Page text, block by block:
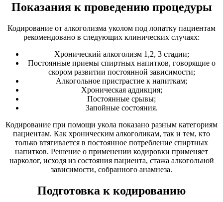
Показания к проведению процедуры
Кодирование от алкоголизма уколом под лопатку пациентам
рекомендовано в следующих клинических случаях:
Хронический алкоголизм 1,2, 3 стадии;
Постоянные приемы спиртных напитков, говорящие о
скором развитии постоянной зависимости;
Алкогольное пристрастие к напиткам;
Хроническая аддикция;
Постоянные срывы;
Запойные состояния.
Кодирование при помощи укола показано разным категориям
пациентам. Как хроническим алкоголикам, так и тем, кто
только втягивается в постоянное потребление спиртных
напитков. Решение о применении кодировки применяет
нарколог, исходя из состояния пациента, стажа алкогольной
зависимости, собранного анамнеза.
Подготовка к кодированию